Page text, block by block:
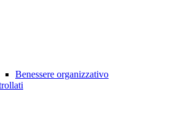
Benessere organizzativo